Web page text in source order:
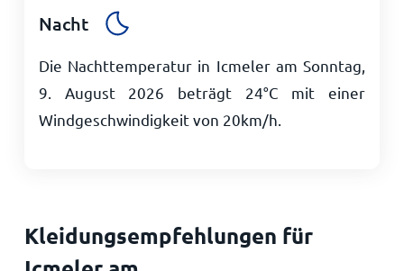
Nacht
Die Nachttemperatur in Icmeler am Sonntag,
9. August 2026 beträgt 24°C mit einer
Windgeschwindigkeit von 20km/h
Kleidungsempfehlungen für